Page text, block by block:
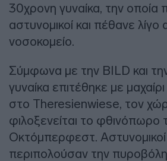
30χρονη γυναίκα, την
αστυνομικοί και πέθανε
νοσοκομείο.
Σύμφωνα με την BILD και
γυναίκα επιτέθηκε με
στο Theresienwiese, τον
φιλοξενείται το φθινόπωρο
Οκτόμπερφεστ.
περιπολούσαν την